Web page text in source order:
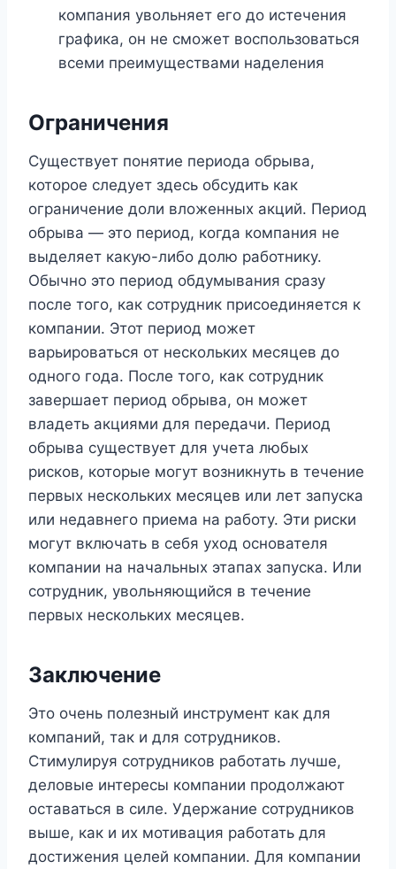
компания увольняет его до истечения
графика, он не сможет воспользоваться
всеми преимуществами наделения
Ограничения
Существует понятие периода обрыва,
которое следует здесь обсудить как
ограничение доли вложенных акций. Период
обрыва — это период, когда компания не
выделяет какую-либо долю работнику.
Обычно это период обдумывания сразу
после того, как сотрудник присоединяется к
компании. Этот период может
варьироваться от нескольких месяцев до
одного года. После того, как сотрудник
завершает период обрыва, он может
владеть акциями для передачи. Период
обрыва существует для учета любых
рисков, которые могут возникнуть в течение
первых нескольких месяцев или лет запуска
или недавнего приема на работу. Эти риски
могут включать в себя уход основателя
компании на начальных этапах запуска. Или
сотрудник, увольняющийся в течение
первых нескольких месяцев.
Заключение
Это очень полезный инструмент как для
компаний, так и для сотрудников.
Стимулируя сотрудников работать лучше,
деловые интересы компании продолжают
оставаться в силе. Удержание сотрудников
выше, как и их мотивация работать для
достижения целей компании. Для компании